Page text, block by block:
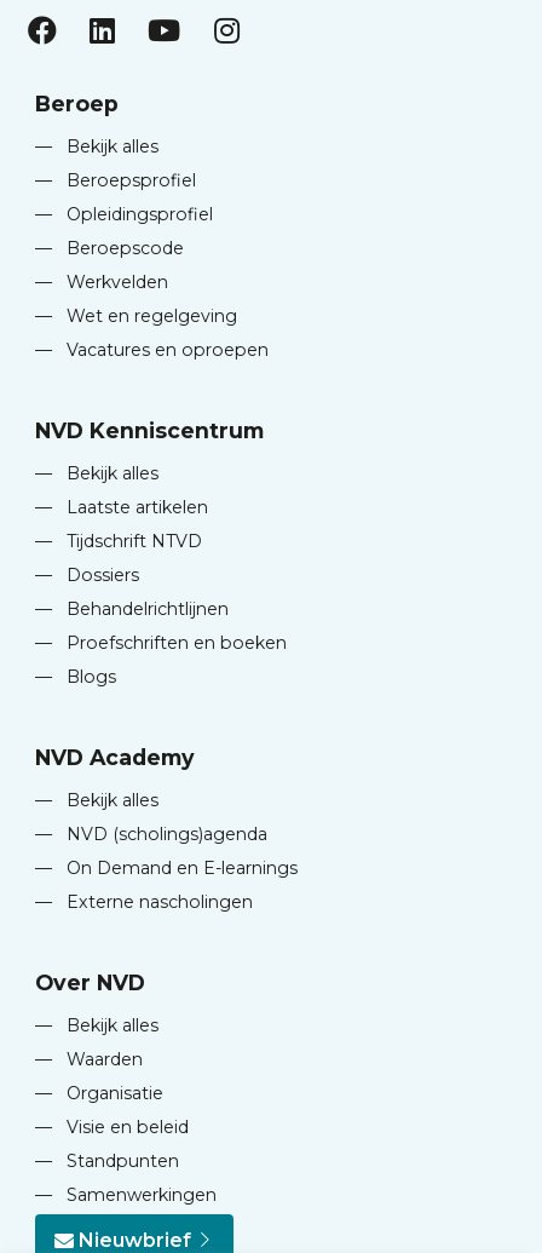
Beroep
—
Bekijk alles
—
Beroepsprofiel
—
Opleidingsprofiel
—
Beroepscode
—
Werkvelden
—
Wet en regelgeving
—
Vacatures en oproepen
NVD Kenniscentrum
—
Bekijk alles
—
Laatste artikelen
—
Tijdschrift NTVD
—
Dossiers
—
Behandelrichtlijnen
—
Proefschriften en boeken
—
Blogs
NVD Academy
—
Bekijk alles
—
NVD (scholings)agenda
—
On Demand en E-learnings
—
Externe nascholingen
Over NVD
—
Bekijk alles
—
Waarden
—
Organisatie
—
Visie en beleid
—
Standpunten
—
Samenwerkingen
Nieuwbrief